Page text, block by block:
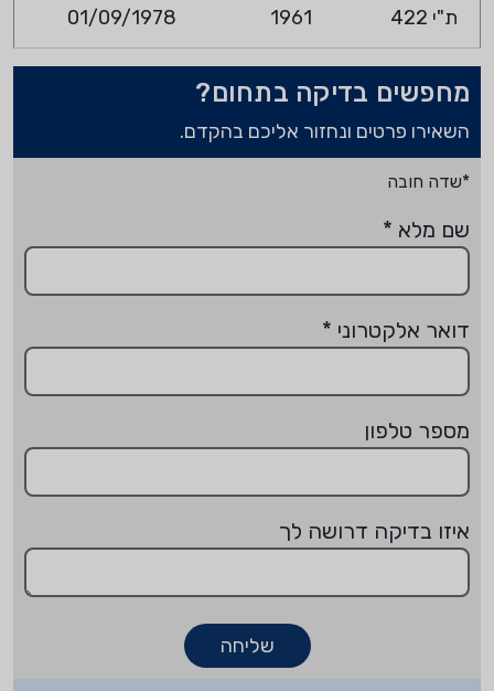
ת"י 422 1961
01/09/1978
מחפשים בדיקה בתחום?
השאירו פרטים ונחזור אליכם בהקדם.
*שדה חובה
שם מלא *
דואר אלקטרוני *
מספר טלפון
איזו בדיקה דרושה לך
שליחה